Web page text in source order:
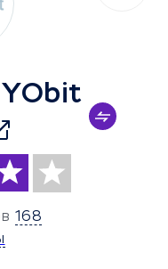
168